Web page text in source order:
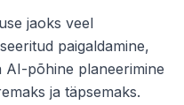
jaoks veel
paigaldamine,
AI-põhine planeerimine
ja täpsemaks.